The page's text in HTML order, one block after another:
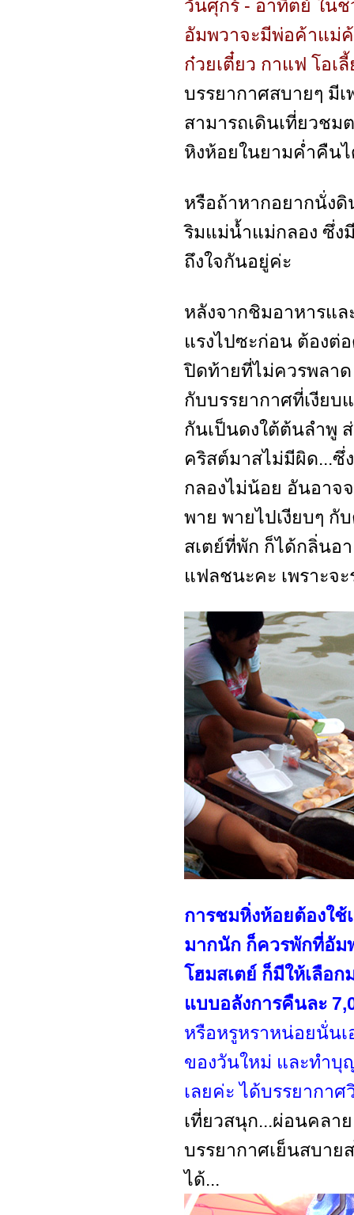
วันศุกร์ - อาทิตย์ ในช่
อัมพวาจะมีพ่อค้าแม่
ก๋วยเตี๋ยว กาแฟ โอเ
บรรยากาศสบายๆ มี
สามารถเดินเที่ยวชม
หิงห้อยในยามค่ำคืน
หรือถ้าหากอยากนั่งดิ
ริมแม่น้ำแม่กลอง ซึ่ง
ถึงใจกันอยู่ค่ะ
หลังจากชิมอาหารแ
แรงไปซะก่อน ต้องต่
ปิดท้ายที่ไม่ควรพลาด
กับบรรยากาศที่เงียบ
กันเป็นดงใต้ต้นลำพู
คริสต์มาสไม่มีผิด...ซึ่
กลองไม่น้อย อันอาจ
พาย พายไปเงียบๆ กั
สเตย์ที่พัก ก็ได้กลิ่นอ
แฟลชนะคะ เพราะจ
การชมหิ่งห้อยต้องใช้
มากนัก ก็ควรพักที่อัม
โฮมสเตย์ ก็มีให้เลือ
แบบอลังการคืนละ
หรือหรูหราหน่อยนั่นเ
ของวันใหม่ และทำบุ
เลยค่ะ ได้บรรยากา
เที่ยวสนุก...ผ่อนคลา
บรรยากาศเย็นสบาย
ได้...